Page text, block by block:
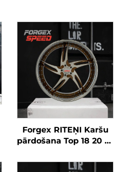
Forgex RITEŅI Karšu
pārdošana Top 18 20 22
5x114.3 5x120 6x139.7